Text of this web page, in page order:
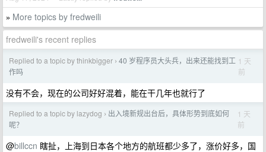
» More topics by fredweili
fredweili's recent replies
Replied to a topic by thinkbigger › 40 岁程序员大头兵，出来还能找到工
作吗
1 天
前
没有不会，现在的公司好好混着，能在干几年也就行了
Replied to a topic by lazydog › 出入境新规出台后，具体形势到底如何
呢？
1 天
前
@billccn 瞎扯，上海到日本各个地方的航班都少多了，涨价好多，国